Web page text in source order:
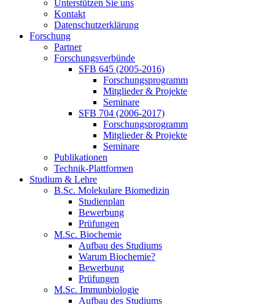
Unterstützen Sie uns
Kontakt
Datenschutzerklärung
Forschung
Partner
Forschungsverbünde
SFB 645 (2005-2016)
Forschungsprogramm
Mitglieder & Projekte
Seminare
SFB 704 (2006-2017)
Forschungsprogramm
Mitglieder & Projekte
Seminare
Publikationen
Technik-Plattformen
Studium & Lehre
B.Sc. Molekulare Biomedizin
Studienplan
Bewerbung
Prüfungen
M.Sc. Biochemie
Aufbau des Studiums
Warum Biochemie?
Bewerbung
Prüfungen
M.Sc. Immunbiologie
Aufbau des Studiums